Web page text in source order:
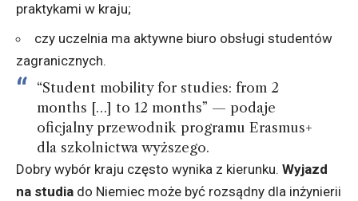
praktykami w kraju;
czy uczelnia ma aktywne biuro obsługi studentów
zagranicznych.
“Student mobility for studies: from 2
months […] to 12 months” — podaje
oficjalny przewodnik programu Erasmus+
dla szkolnictwa wyższego.
Dobry wybór kraju często wynika z kierunku. Wyjazd
na studia do Niemiec może być rozsądny dla inżynierii